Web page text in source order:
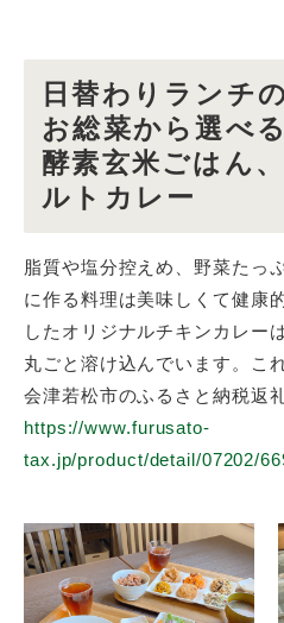
日替わりランチ
お総菜から選べ
酵素玄米ごはん
ルトカレー
脂質や塩分控えめ、野菜たっ
に作る料理は美味しくて健康
したオリジナルチキンカレー
丸ごと溶け込んでいます。こ
会津若松市のふるさと納税返
https://www.furusato-
tax.jp/product/detail/07202/